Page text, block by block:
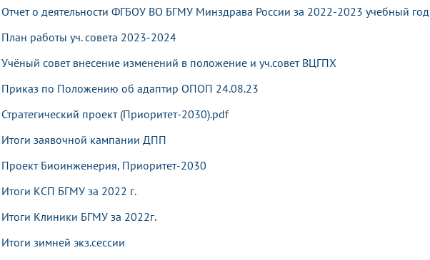
Отчет о деятельности ФГБОУ ВО БГМУ Минздрава России за 2022-2023 учебный год
План работы уч. совета 2023-2024
Учёный совет внесение изменений в положение и уч.совет ВЦГПХ
Приказ по Положению об адаптир ОПОП 24.08.23
Стратегический проект (Приоритет-2030).pdf
Итоги заявочной кампании ДПП
Проект Биоинженерия, Приоритет-2030
Итоги КСП БГМУ за 2022 г.
Итоги Клиники БГМУ за 2022г.
Итоги зимней экз.сессии